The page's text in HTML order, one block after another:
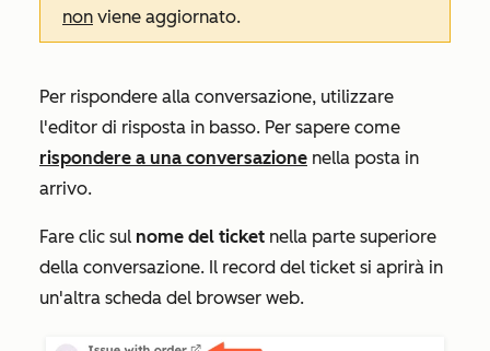
non viene aggiornato.
Per rispondere alla conversazione, utilizzare
l'editor di risposta in basso. Per sapere come
rispondere a una conversazione nella posta in
arrivo.
Fare clic sul nome del ticket nella parte superiore
della conversazione. Il record del ticket si aprirà in
un'altra scheda del browser web.